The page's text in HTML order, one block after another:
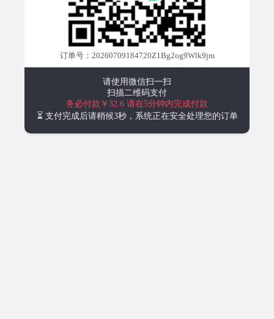
订单号：20260709184720Z1Bg2og9Wlk9jm
请使用微信扫一扫
扫描二维码支付
务必付款￥32.6 请在5分钟内完成付款
⏳ 支付完成后请稍候3秒，系统正在安全处理您的订单